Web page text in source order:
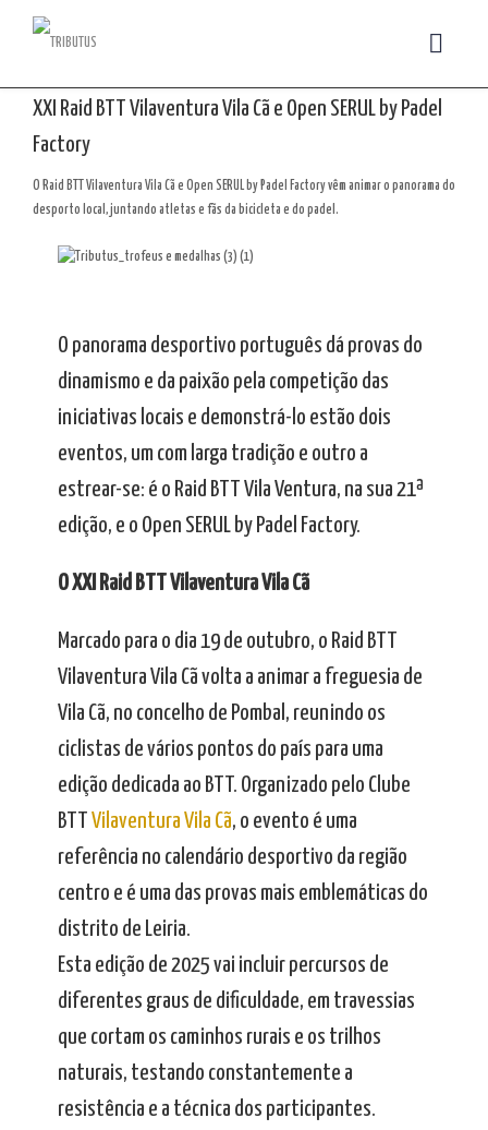
XXI Raid BTT Vilaventura Vila Cã e Open SERUL by Padel
Factory
O Raid BTT Vilaventura Vila Cã e Open SERUL by Padel Factory vêm animar o panorama do
desporto local, juntando atletas e fãs da bicicleta e do padel.
O panorama desportivo português dá provas do
dinamismo e da paixão pela competição das
iniciativas locais e demonstrá-lo estão dois
eventos, um com larga tradição e outro a
estrear-se: é o Raid BTT Vila Ventura, na sua 21ª
edição, e o Open SERUL by Padel Factory.
O XXI Raid BTT Vilaventura Vila Cã
Marcado para o dia 19 de outubro, o Raid BTT
Vilaventura Vila Cã volta a animar a freguesia de
Vila Cã, no concelho de Pombal, reunindo os
ciclistas de vários pontos do país para uma
edição dedicada ao BTT. Organizado pelo Clube
BTT Vilaventura Vila Cã, o evento é uma
referência no calendário desportivo da região
centro e é uma das provas mais emblemáticas do
distrito de Leiria.
Esta edição de 2025 vai incluir percursos de
diferentes graus de dificuldade, em travessias
que cortam os caminhos rurais e os trilhos
naturais, testando constantemente a
resistência e a técnica dos participantes.